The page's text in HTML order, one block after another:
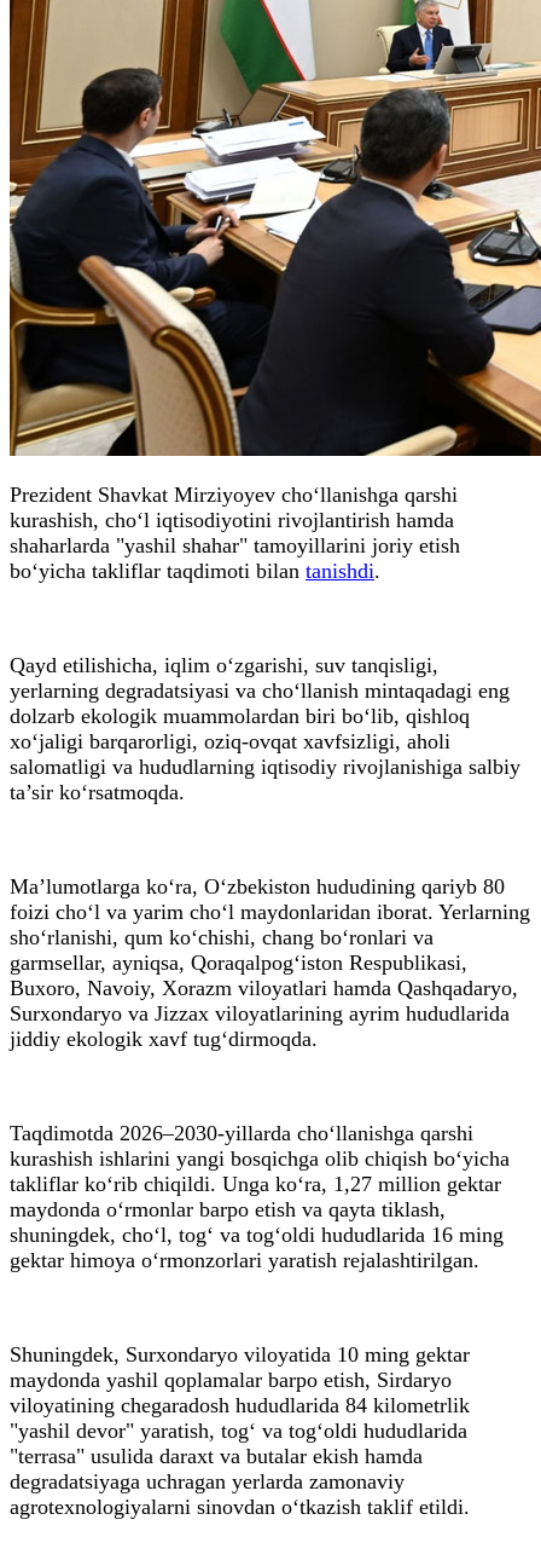
Prezident Shavkat Mirziyoyev cho‘llanishga qarshi
kurashish, cho‘l iqtisodiyotini rivojlantirish hamda
shaharlarda "yashil shahar" tamoyillarini joriy etish
bo‘yicha takliflar taqdimoti bilan tanishdi.
Qayd etilishicha, iqlim o‘zgarishi, suv tanqisligi,
yerlarning degradatsiyasi va cho‘llanish mintaqadagi eng
dolzarb ekologik muammolardan biri bo‘lib, qishloq
xo‘jaligi barqarorligi, oziq-ovqat xavfsizligi, aholi
salomatligi va hududlarning iqtisodiy rivojlanishiga salbiy
ta’sir ko‘rsatmoqda.
Ma’lumotlarga ko‘ra, O‘zbekiston hududining qariyb 80
foizi cho‘l va yarim cho‘l maydonlaridan iborat. Yerlarning
sho‘rlanishi, qum ko‘chishi, chang bo‘ronlari va
garmsellar, ayniqsa, Qoraqalpog‘iston Respublikasi,
Buxoro, Navoiy, Xorazm viloyatlari hamda Qashqadaryo,
Surxondaryo va Jizzax viloyatlarining ayrim hududlarida
jiddiy ekologik xavf tug‘dirmoqda.
Taqdimotda 2026–2030-yillarda cho‘llanishga qarshi
kurashish ishlarini yangi bosqichga olib chiqish bo‘yicha
takliflar ko‘rib chiqildi. Unga ko‘ra, 1,27 million gektar
maydonda o‘rmonlar barpo etish va qayta tiklash,
shuningdek, cho‘l, tog‘ va tog‘oldi hududlarida 16 ming
gektar himoya o‘rmonzorlari yaratish rejalashtirilgan.
Shuningdek, Surxondaryo viloyatida 10 ming gektar
maydonda yashil qoplamalar barpo etish, Sirdaryo
viloyatining chegaradosh hududlarida 84 kilometrlik
"yashil devor" yaratish, tog‘ va tog‘oldi hududlarida
"terrasa" usulida daraxt va butalar ekish hamda
degradatsiyaga uchragan yerlarda zamonaviy
agrotexnologiyalarni sinovdan o‘tkazish taklif etildi.